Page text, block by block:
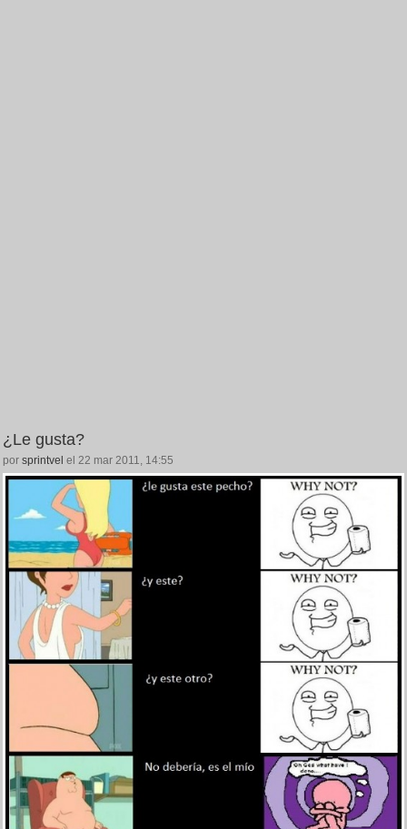
¿Le gusta?
por sprintvel el 22 mar 2011, 14:55